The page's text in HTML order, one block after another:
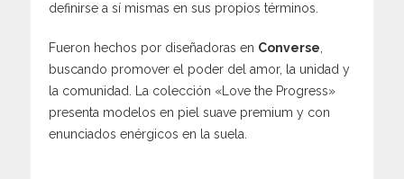
definirse a sí mismas en sus propios términos.
Fueron hechos por diseñadoras en Converse
buscando promover el poder del amor, la unidad y
la comunidad. La colección «Love the Progress»
presenta modelos en piel suave premium y con
enunciados enérgicos en la suela.